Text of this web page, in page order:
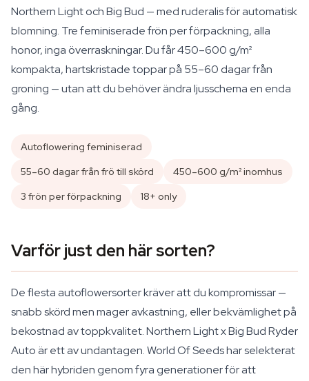
Northern Light och Big Bud — med ruderalis för automatisk
blomning. Tre feminiserade frön per förpackning, alla
honor, inga överraskningar. Du får 450–600 g/m²
kompakta, hartskristade toppar på 55–60 dagar från
groning — utan att du behöver ändra ljusschema en enda
gång.
Autoflowering feminiserad
55–60 dagar från frö till skörd
450–600 g/m² inomhus
3 frön per förpackning
18+ only
Varför just den här sorten?
De flesta autoflowersorter kräver att du kompromissar —
snabb skörd men mager avkastning, eller bekvämlighet på
bekostnad av toppkvalitet. Northern Light x Big Bud Ryder
Auto är ett av undantagen. World Of Seeds har selekterat
den här hybriden genom fyra generationer för att